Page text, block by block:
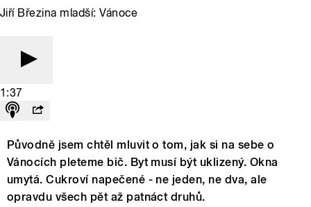
Jiří Březina mladší: Vánoce
1:37
Původně jsem chtěl mluvit o tom, jak si na sebe o
Vánocích pleteme bič. Byt musí být uklizený. Okna
umytá. Cukroví napečené - ne jeden, ne dva, ale
opravdu všech pět až patnáct druhů.